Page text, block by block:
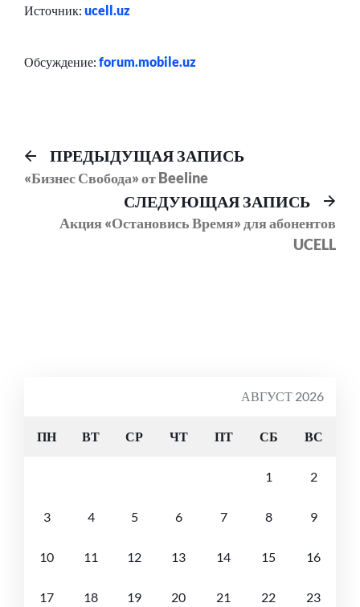
Источник: ucell.uz
Обсуждение: forum.mobile.uz
Навигация
по
записям
ПРЕДЫДУЩАЯ ЗАПИСЬПредыдущий
«Бизнес Свобода» от Beeline
СЛЕДУЮЩАЯ ЗАПИСЬ
Акция «Остановись Время» для абонентов
UCELL
АВГУСТ 2026
ПН ВТ СР ЧТ ПТ СБ ВС
1 2
3 4 5 6 7 8 9
10 11 12 13 14 15 16
17 18 19 20 21 22 23